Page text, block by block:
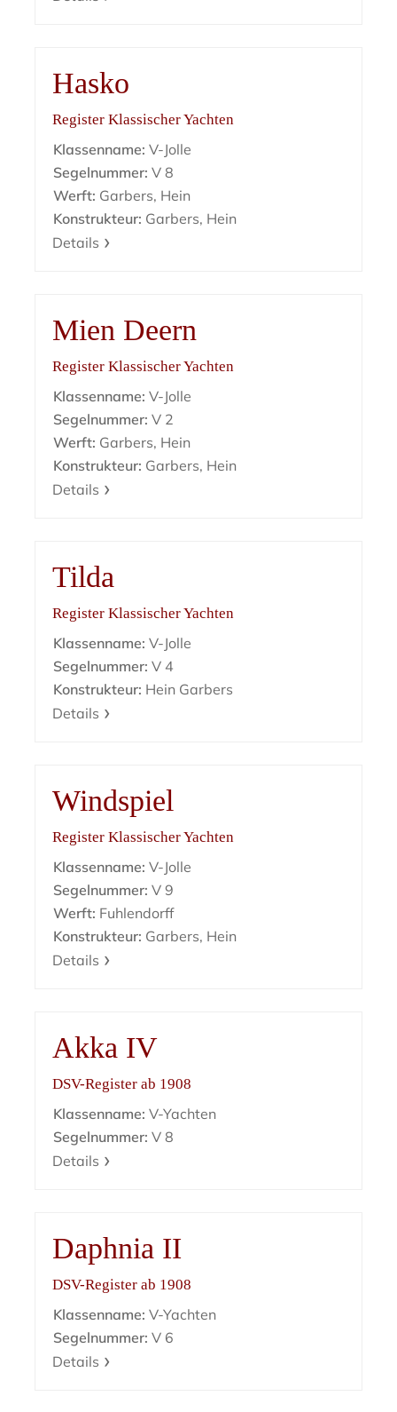
Hasko
Register Klassischer Yachten
Klassenname: V-Jolle
Segelnummer: V 8
Werft: Garbers, Hein
Konstrukteur: Garbers, Hein
Details
Mien Deern
Register Klassischer Yachten
Klassenname: V-Jolle
Segelnummer: V 2
Werft: Garbers, Hein
Konstrukteur: Garbers, Hein
Details
Tilda
Register Klassischer Yachten
Klassenname: V-Jolle
Segelnummer: V 4
Konstrukteur: Hein Garbers
Details
Windspiel
Register Klassischer Yachten
Klassenname: V-Jolle
Segelnummer: V 9
Werft: Fuhlendorff
Konstrukteur: Garbers, Hein
Details
Akka IV
DSV-Register ab 1908
Klassenname: V-Yachten
Segelnummer: V 8
Details
Daphnia II
DSV-Register ab 1908
Klassenname: V-Yachten
Segelnummer: V 6
Details